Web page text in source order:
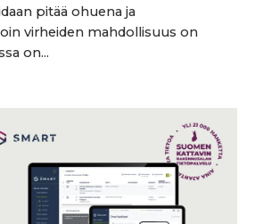
pitää ohuena ja
virheiden mahdollisuus on
on...